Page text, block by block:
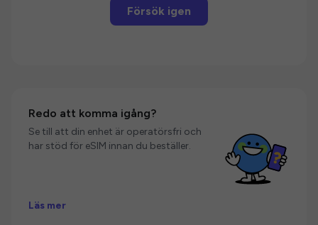
Försök igen
Redo att komma igång?
Se till att din enhet är operatörsfri och
har stöd för eSIM innan du beställer.
Läs mer